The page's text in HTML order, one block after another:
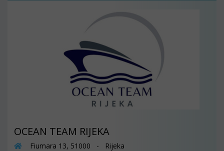
OCEAN TEAM RIJEKA
Fiumara 13, 51000 - Rijeka